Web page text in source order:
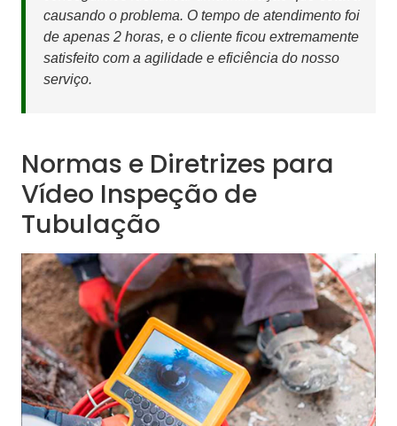
causando o problema. O tempo de atendimento foi
de apenas 2 horas, e o cliente ficou extremamente
satisfeito com a agilidade e eficiência do nosso
serviço.
Normas e Diretrizes para
Vídeo Inspeção de
Tubulação